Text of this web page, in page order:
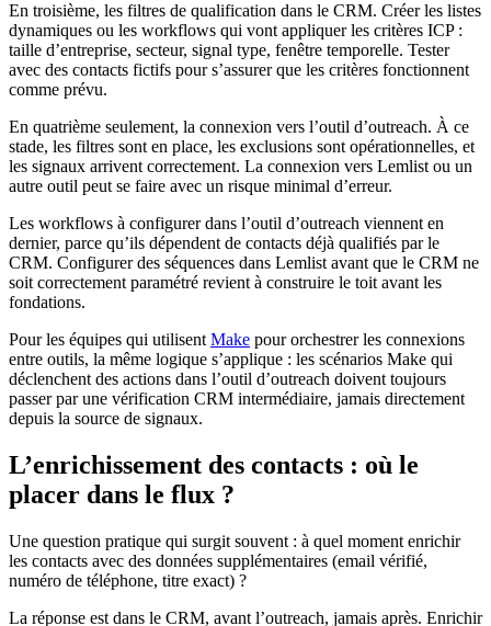
En troisième, les filtres de qualification dans le CRM. Créer les listes
dynamiques ou les workflows qui vont appliquer les critères ICP :
taille d’entreprise, secteur, signal type, fenêtre temporelle. Tester
avec des contacts fictifs pour s’assurer que les critères fonctionnent
comme prévu.
En quatrième seulement, la connexion vers l’outil d’outreach. À ce
stade, les filtres sont en place, les exclusions sont opérationnelles, et
les signaux arrivent correctement. La connexion vers Lemlist ou un
autre outil peut se faire avec un risque minimal d’erreur.
Les workflows à configurer dans l’outil d’outreach viennent en
dernier, parce qu’ils dépendent de contacts déjà qualifiés par le
CRM. Configurer des séquences dans Lemlist avant que le CRM ne
soit correctement paramétré revient à construire le toit avant les
fondations.
Pour les équipes qui utilisent Make pour orchestrer les connexions
entre outils, la même logique s’applique : les scénarios Make qui
déclenchent des actions dans l’outil d’outreach doivent toujours
passer par une vérification CRM intermédiaire, jamais directement
depuis la source de signaux.
L’enrichissement des contacts : où le
placer dans le flux ?
Une question pratique qui surgit souvent : à quel moment enrichir
les contacts avec des données supplémentaires (email vérifié,
numéro de téléphone, titre exact) ?
La réponse est dans le CRM, avant l’outreach, jamais après. Enrichir